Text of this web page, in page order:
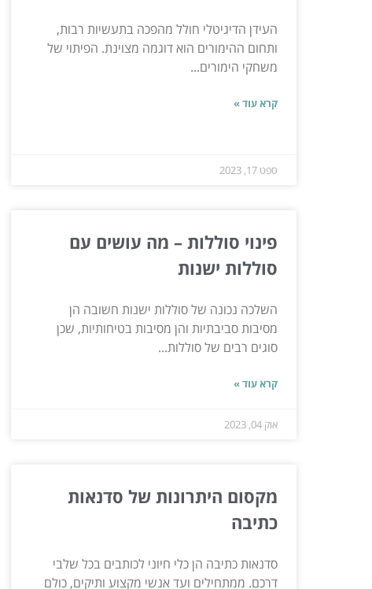
העידן הדיגיטלי חולל מהפכה בתעשיות רבות,
ותחום ההימורים הוא דוגמה מצוינת. הפיתוי של
משחקי הימורים...
קרא עוד »
ספט 17, 2023
פינוי סוללות – מה עושים עם
סוללות ישנות
השלכה נכונה של סוללות ישנות חשובה הן
מסיבות סביבתיות והן מסיבות בטיחותיות, שכן
סוגים רבים של סוללות...
קרא עוד »
אוק 04, 2023
מקסום היתרונות של סדנאות
כתיבה
סדנאות כתיבה הן כלי חיוני לכותבים בכל שלבי
דרכם. ממתחילים ועד אנשי מקצוע ותיקים, כולם